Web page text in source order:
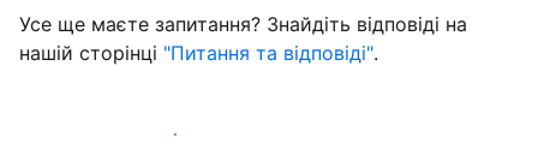
Усе ще маєте запитання? Знайдіть відповіді на
нашій сторінці "Питання та відповіді".
Розпочніть приймати гостей